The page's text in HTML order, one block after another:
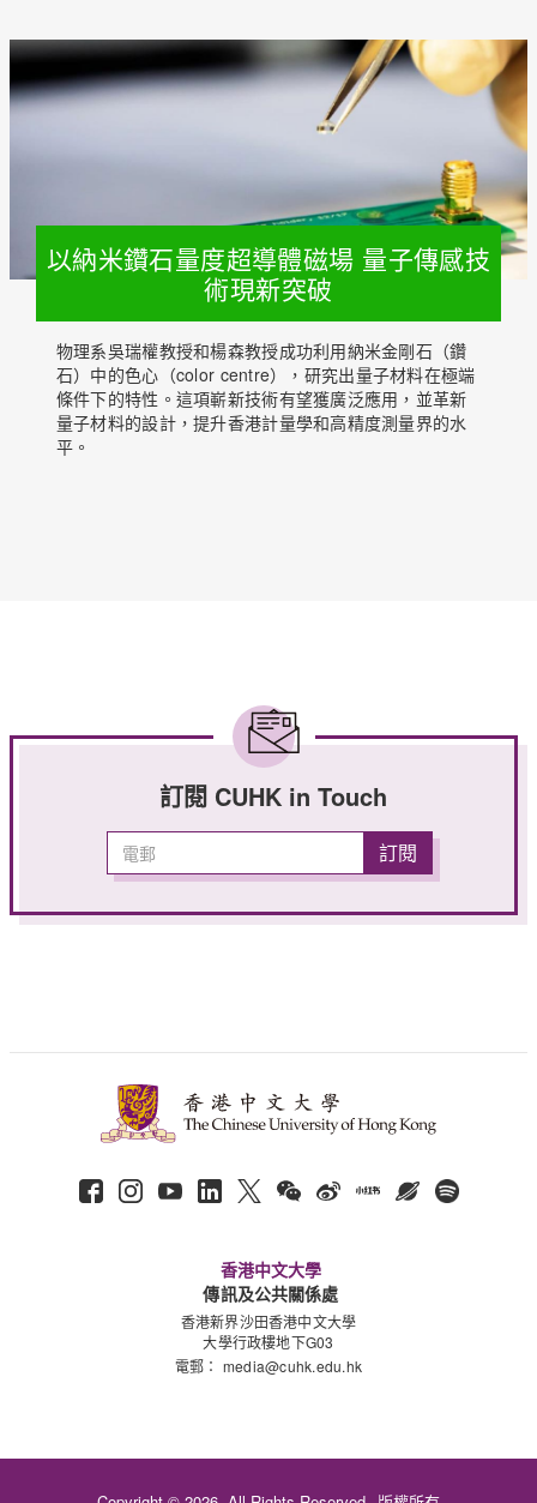
以納米鑽石量度超導體磁場 量子傳感技
術現新突破
物理系吳瑞權教授和楊森教授成功利用納米金剛石（鑽
石）中的色心（color centre），研究出量子材料在極端
條件下的特性。這項嶄新技術有望獲廣泛應用，並革新
量子材料的設計，提升香港計量學和高精度測量界的水
平。
訂閱 CUHK in Touch
香港中文大學
傳訊及公共關係處
香港新界沙田香港中文大學
大學行政樓地下G03
電郵： media@cuhk.edu.hk